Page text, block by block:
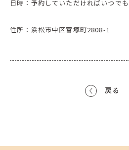
日時：予約していただければいつで
住所：浜松市中区富塚町2808-1
戻る